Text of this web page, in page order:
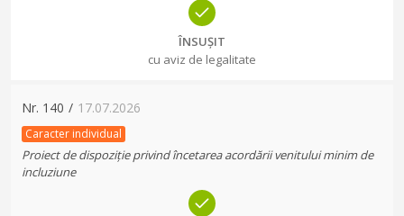
ÎNSUȘIT
cu aviz de legalitate
Nr. 140 / 17.07.2026
Caracter individual
Proiect de dispoziție privind încetarea acordării venitului minim de
incluziune